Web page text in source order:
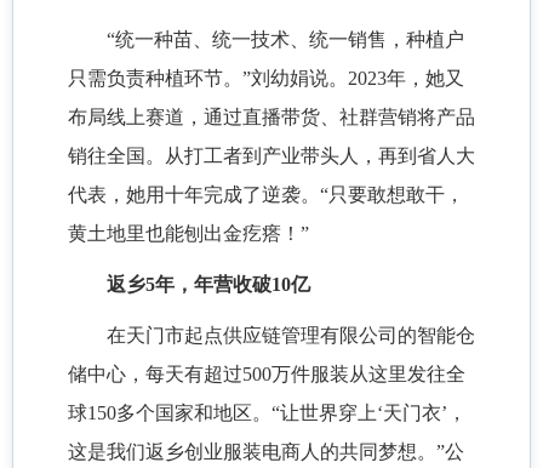
“统一种苗、统一技术、统一销售，种植户
只需负责种植环节。”刘幼娟说。2023年，她又
布局线上赛道，通过直播带货、社群营销将产品
销往全国。从打工者到产业带头人，再到省人大
代表，她用十年完成了逆袭。“只要敢想敢干，
黄土地里也能刨出金疙瘩！”
返乡5年，年营收破10亿
在天门市起点供应链管理有限公司的智能仓
储中心，每天有超过500万件服装从这里发往全
球150多个国家和地区。“让世界穿上‘天门衣’，
这是我们返乡创业服装电商人的共同梦想。”公